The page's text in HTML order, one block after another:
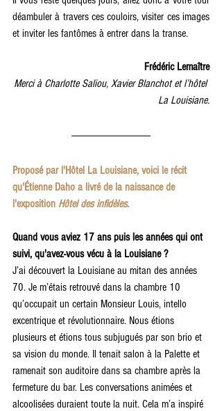
déambuler à travers ces couloirs, visiter ces images
et inviter les fantômes à entrer dans la transe.
Frédéric Lemaître
Merci à Charlotte Saliou, Xavier Blanchot et l’hôtel
La Louisiane.
Proposé par l'Hôtel La Louisiane, voici le récit
qu'Étienne Daho a livré de la naissance de
l'exposition Hôtel des infidèles.
Quand vous aviez 17 ans puis les années qui ont
suivi, qu'avez-vous vécu à la Louisiane ?
J’ai découvert la Louisiane au mitan des années
70. Je m’étais retrouvé dans la chambre 10
qu’occupait un certain Monsieur Louis, intello
excentrique et révolutionnaire. Nous étions
plusieurs et étions tous subjugués par son brio et
sa vision du monde. Il tenait salon à la Palette et
ramenait son auditoire dans sa chambre après la
fermeture du bar. Les conversations animées et
alcoolisées duraient toute la nuit. Cela m’a inspiré